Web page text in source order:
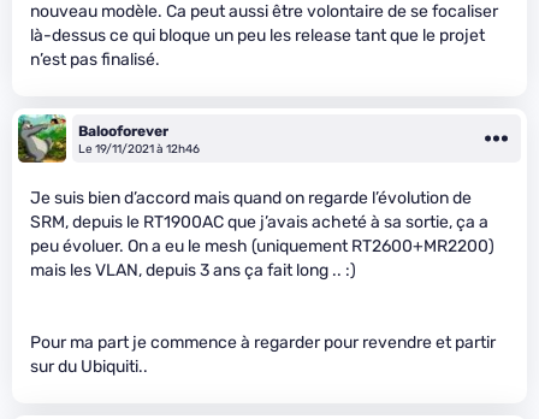
nouveau modèle. Ca peut aussi être volontaire de se focaliser
là-dessus ce qui bloque un peu les release tant que le projet
n’est pas finalisé.
Balooforever
Le 19/11/2021 à 12h46
Je suis bien d’accord mais quand on regarde l’évolution de
SRM, depuis le RT1900AC que j’avais acheté à sa sortie, ça a
peu évoluer. On a eu le mesh (uniquement RT2600+MR2200)
mais les VLAN, depuis 3 ans ça fait long .. :)
Pour ma part je commence à regarder pour revendre et partir
sur du Ubiquiti..